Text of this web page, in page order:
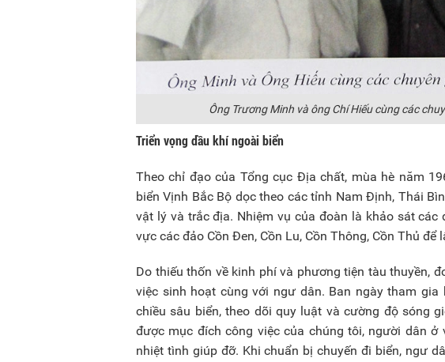
Ông Trương Minh và ông Chí Hiếu cùng các
Triển vọng dầu khí ngoài biển
Theo chỉ đạo của Tổng cục Địa chất, mùa hè năm
biển Vịnh Bắc Bộ dọc theo các tỉnh Nam Định, Thái
vật lý và trắc địa. Nhiệm vụ của đoàn là khảo sát các
vực các đảo Cồn Đen, Cồn Lu, Cồn Thông, Cồn Thủ
Do thiếu thốn về kinh phí và phương tiện tàu thuyền,
việc sinh hoạt cùng với ngư dân. Ban ngày tham
chiều sâu biển, theo dõi quy luật và cường độ sóng
được mục đích công việc của chúng tôi, người dân
nhiệt tình giúp đỡ. Khi chuẩn bị chuyến đi biển, ngư